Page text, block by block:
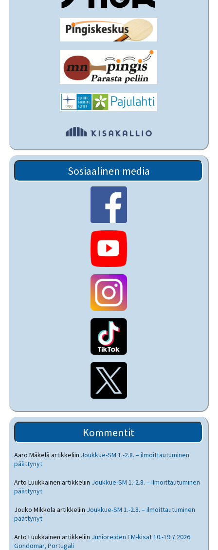
Sosiaalinen media
Kommentit
Aaro Mäkelä artikkeliin Joukkue-SM 1.-2.8. – ilmoittautuminen
päättynyt
Arto Luukkainen artikkeliin Joukkue-SM 1.-2.8. – ilmoittautuminen
päättynyt
Jouko Mikkola artikkeliin Joukkue-SM 1.-2.8. – ilmoittautuminen
päättynyt
Arto Luukkainen artikkeliin Junioreiden EM-kisat 10.-19.7.2026
Gondomar, Portugali